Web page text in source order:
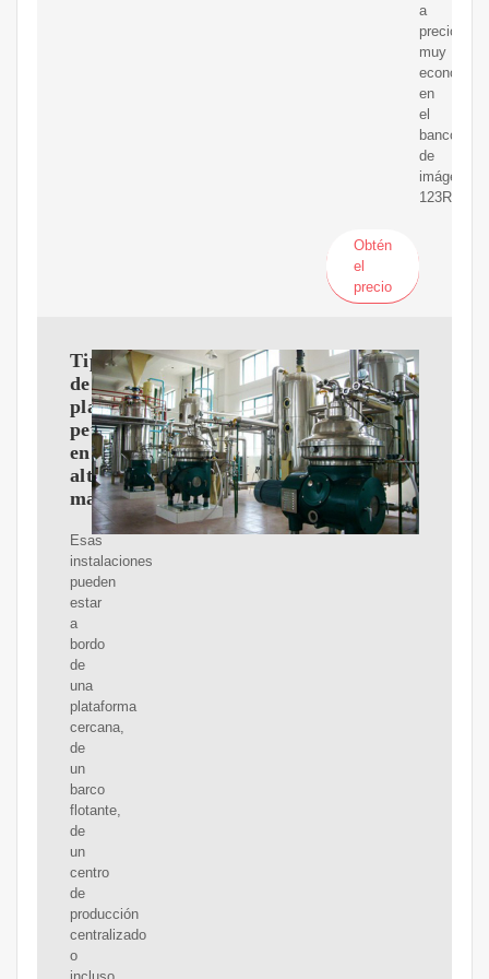
a
precios
muy
en
el
banco
de
imágenes
123RF.
Obtén
el
precio
Tipos
de
plataformas
petrolíferas
en
alta
mar
Esas
instalaciones
pueden
estar
a
bordo
de
una
plataforma
cercana,
de
un
barco
flotante,
de
un
centro
de
producción
centralizado
o